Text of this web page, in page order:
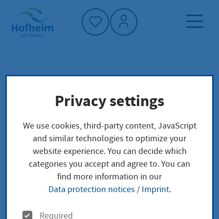
Home"
Beglaubigter Ausdruck aus dem
Geburtenregister Ausstellung
Beglaubigter
Ausdruck aus dem
Geburtenregister
Privacy settings
We use cookies, third-party content, JavaScript
and similar technologies to optimize your
website experience. You can decide which
categories you accept and agree to. You can
find more information in our
Data protection notices / Imprint.
O
Required